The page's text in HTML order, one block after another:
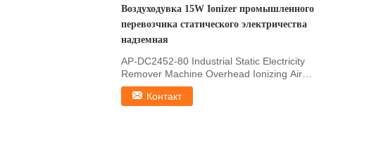
Воздуходувка 15W Ionizer промышленного
перевозчика статического электричества
надземная
AP-DC2452-80 Industrial Static Electricity
Remover Machine Overhead Ionizing Air
Blower 1, Features ...
Контакт